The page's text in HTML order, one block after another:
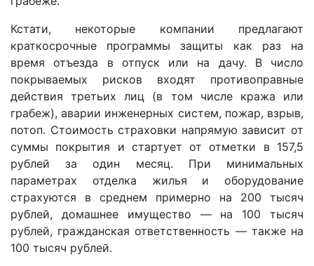
Кстати, некоторые компании предлагают
краткосрочные программы защиты как раз на
время отъезда в отпуск или на дачу. В число
покрываемых рисков входят противоправные
действия третьих лиц (в том числе кража или
грабеж), аварии инженерных систем, пожар, взрыв,
потоп. Стоимость страховки напрямую зависит от
суммы покрытия и стартует от отметки в 157,5
рублей за один месяц. При минимальных
параметрах отделка жилья и оборудование
страхуются в среднем примерно на 200 тысяч
рублей, домашнее имущество — на 100 тысяч
рублей, гражданская ответственность — также на
100 тысяч рублей.